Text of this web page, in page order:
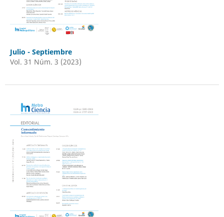
Julio - Septiembre
Vol. 31 Núm. 3 (2023)